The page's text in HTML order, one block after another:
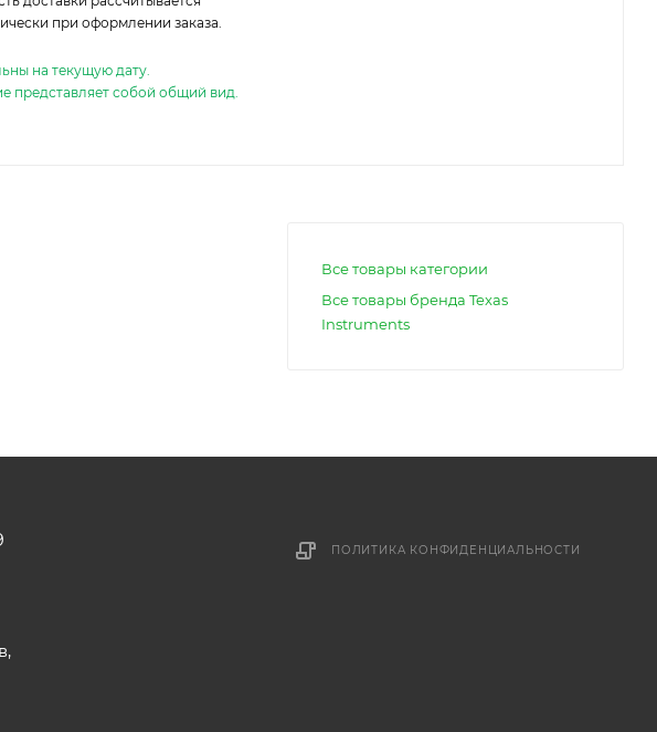
при оформлении заказа.
на текущую дату.
представляет собой общий вид.
Все товары категории
Все товары бренда Texas
Instruments
ПОЛИТИКА КОНФИДЕНЦИАЛЬНОСТИ